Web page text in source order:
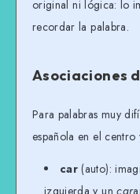
original ni lógica: lo
recordar la palabra.
Asociaciones
Para palabras muy
española en el centro
car (auto):
izquierda y uncar